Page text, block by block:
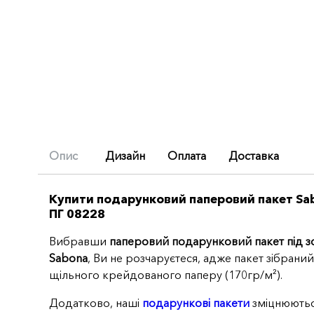
Опис
(active
Дизайн Оплата Доставка
Купити подарунковий паперовий пакет
ПГ 08228
Вибравши паперовий подарунковий пакет під
Sabona, Ви не розчаруєтеся, адже пакет зібраний
щільного крейдованого паперу (170гр/м²).
Додатково, наші подарункові пакети